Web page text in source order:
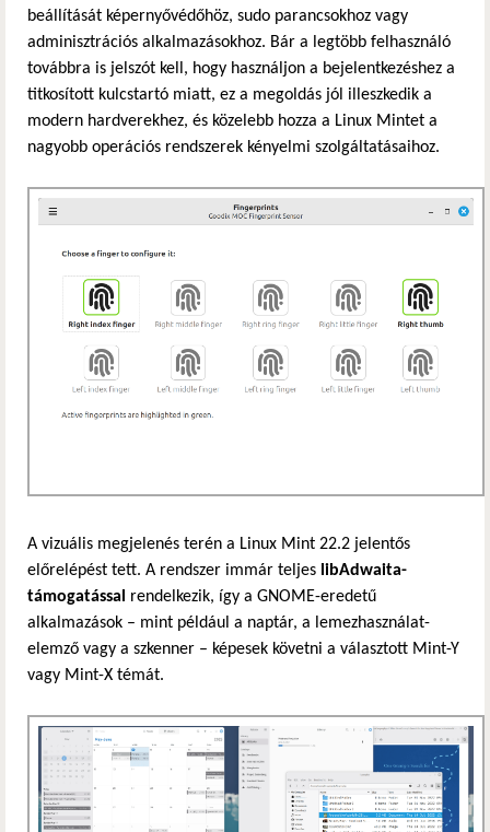
beállítását képernyővédőhöz, sudo parancsokhoz vagy
adminisztrációs alkalmazásokhoz. Bár a legtöbb felhasználó
továbbra is jelszót kell, hogy használjon a bejelentkezéshez a
titkosított kulcstartó miatt, ez a megoldás jól illeszkedik a
modern hardverekhez, és közelebb hozza a Linux Mintet a
nagyobb operációs rendszerek kényelmi szolgáltatásaihoz.
A vizuális megjelenés terén a Linux Mint 22.2 jelentős
előrelépést tett. A rendszer immár teljes libAdwaita-
támogatással
rendelkezik, így a GNOME-eredetű
alkalmazások – mint például a naptár, a lemezhasználat-
elemző vagy a szkenner – képesek követni a választott Mint-Y
vagy Mint-X témát.